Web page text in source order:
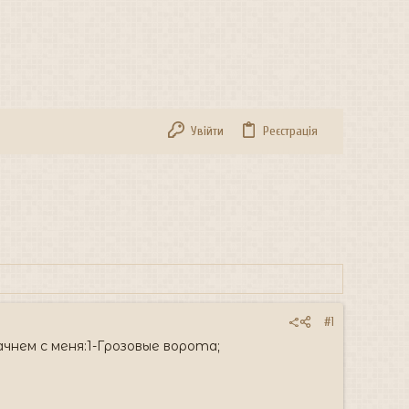
Увійти Реєстрація
#1
с меня:1-Грозовые ворота;